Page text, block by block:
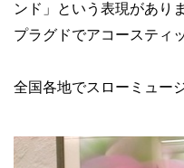
ンド」という表現があり
プラグドでアコースティ
全国各地でスローミュー